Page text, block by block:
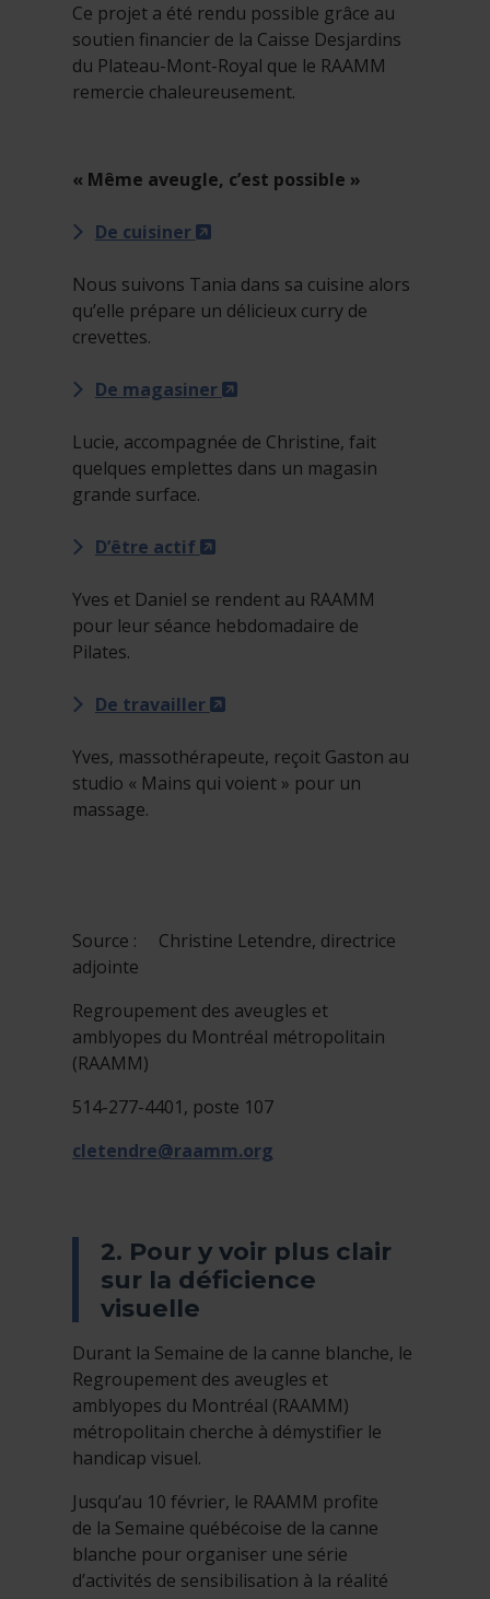
Ce projet a été rendu possible grâce au
soutien financier de la Caisse Desjardins
du Plateau-Mont-Royal que le RAAMM
remercie chaleureusement.
« Même aveugle, c’est possible »
De cuisiner - Cet hyperlien s'ouvrira dans
Nous suivons Tania dans sa cuisine alors
qu’elle prépare un délicieux curry de
crevettes.
De magasiner - Cet hyperlien s'ouvrira
Lucie, accompagnée de Christine, fait
quelques emplettes dans un magasin
grande surface.
D’être actif - Cet hyperlien s'ouvrira dans
Yves et Daniel se rendent au RAAMM
pour leur séance hebdomadaire de
Pilates.
De travailler - Cet hyperlien s'ouvrira
Yves, massothérapeute, reçoit Gaston au
studio « Mains qui voient » pour un
massage.
Source : Christine Letendre, directrice
adjointe
Regroupement des aveugles et
amblyopes du Montréal métropolitain
(RAAMM)
514-277-4401, poste 107
cletendre@raamm.org
2. Pour y voir plus clair
sur la déficience
visuelle
Durant la Semaine de la canne blanche, le
Regroupement des aveugles et
amblyopes du Montréal (RAAMM)
métropolitain cherche à démystifier le
handicap visuel.
Jusqu’au 10 février, le RAAMM profite
de la Semaine québécoise de la canne
blanche pour organiser une série
d’activités de sensibilisation à la réalité